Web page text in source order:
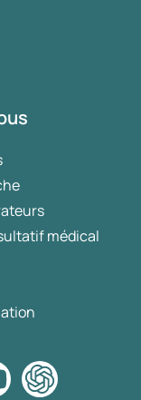
médical